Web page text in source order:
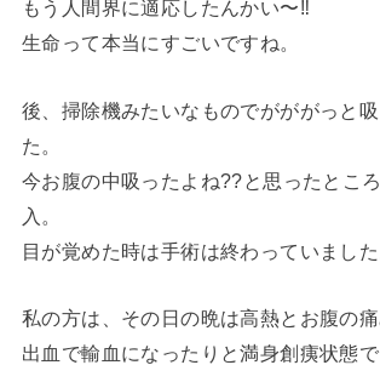
もう人間界に適応したんかい〜‼︎
生命って本当にすごいですね。
後、掃除機みたいなものでがががっと吸
た。
今お腹の中吸ったよね??と思ったとこ
入。
目が覚めた時は手術は終わっていました
私の方は、その日の晩は高熱とお腹の痛
出血で輸血になったりと満身創痍状態